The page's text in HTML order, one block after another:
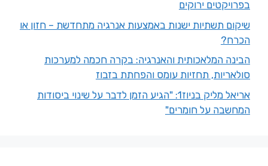
בפרויקטים ירוקים
שיקום תשתיות ישנות באמצעות אנרגיה מתחדשת – חזון או
הכרח?
הבינה המלאכותית והאנרגיה: בקרה חכמה למערכות
סולאריות, תחזיות עומס והפחתת בזבוז
אריאל מליק בניוז1: "הגיע הזמן לדבר על שינוי ביסודות
המחשבה על חומרים"